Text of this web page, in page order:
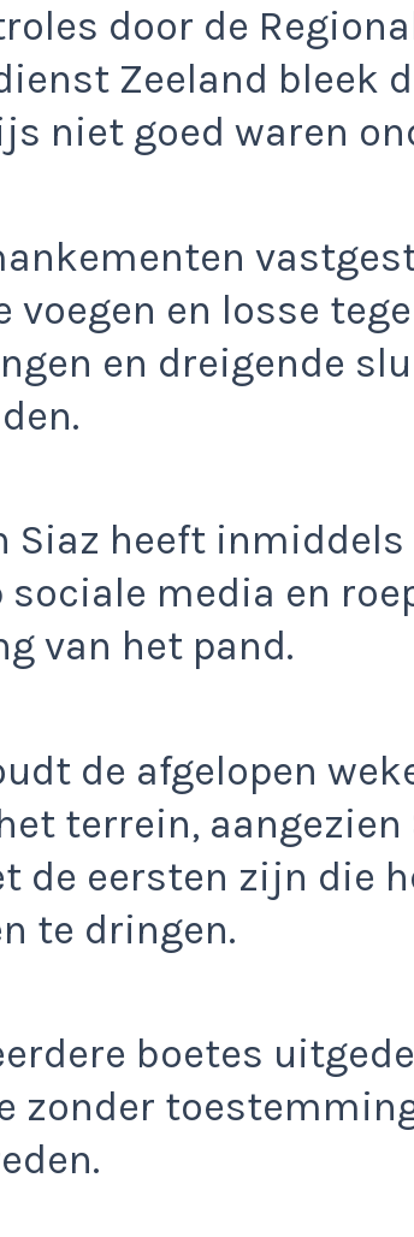
door de
Zeeland bleek
niet goed waren
voegen en losse
en dreigende
Siaz heeft
sociale media en
van het pand.
de afgelopen
terrein, aangezien
de eersten zijn die
te dringen.
boetes
zonder